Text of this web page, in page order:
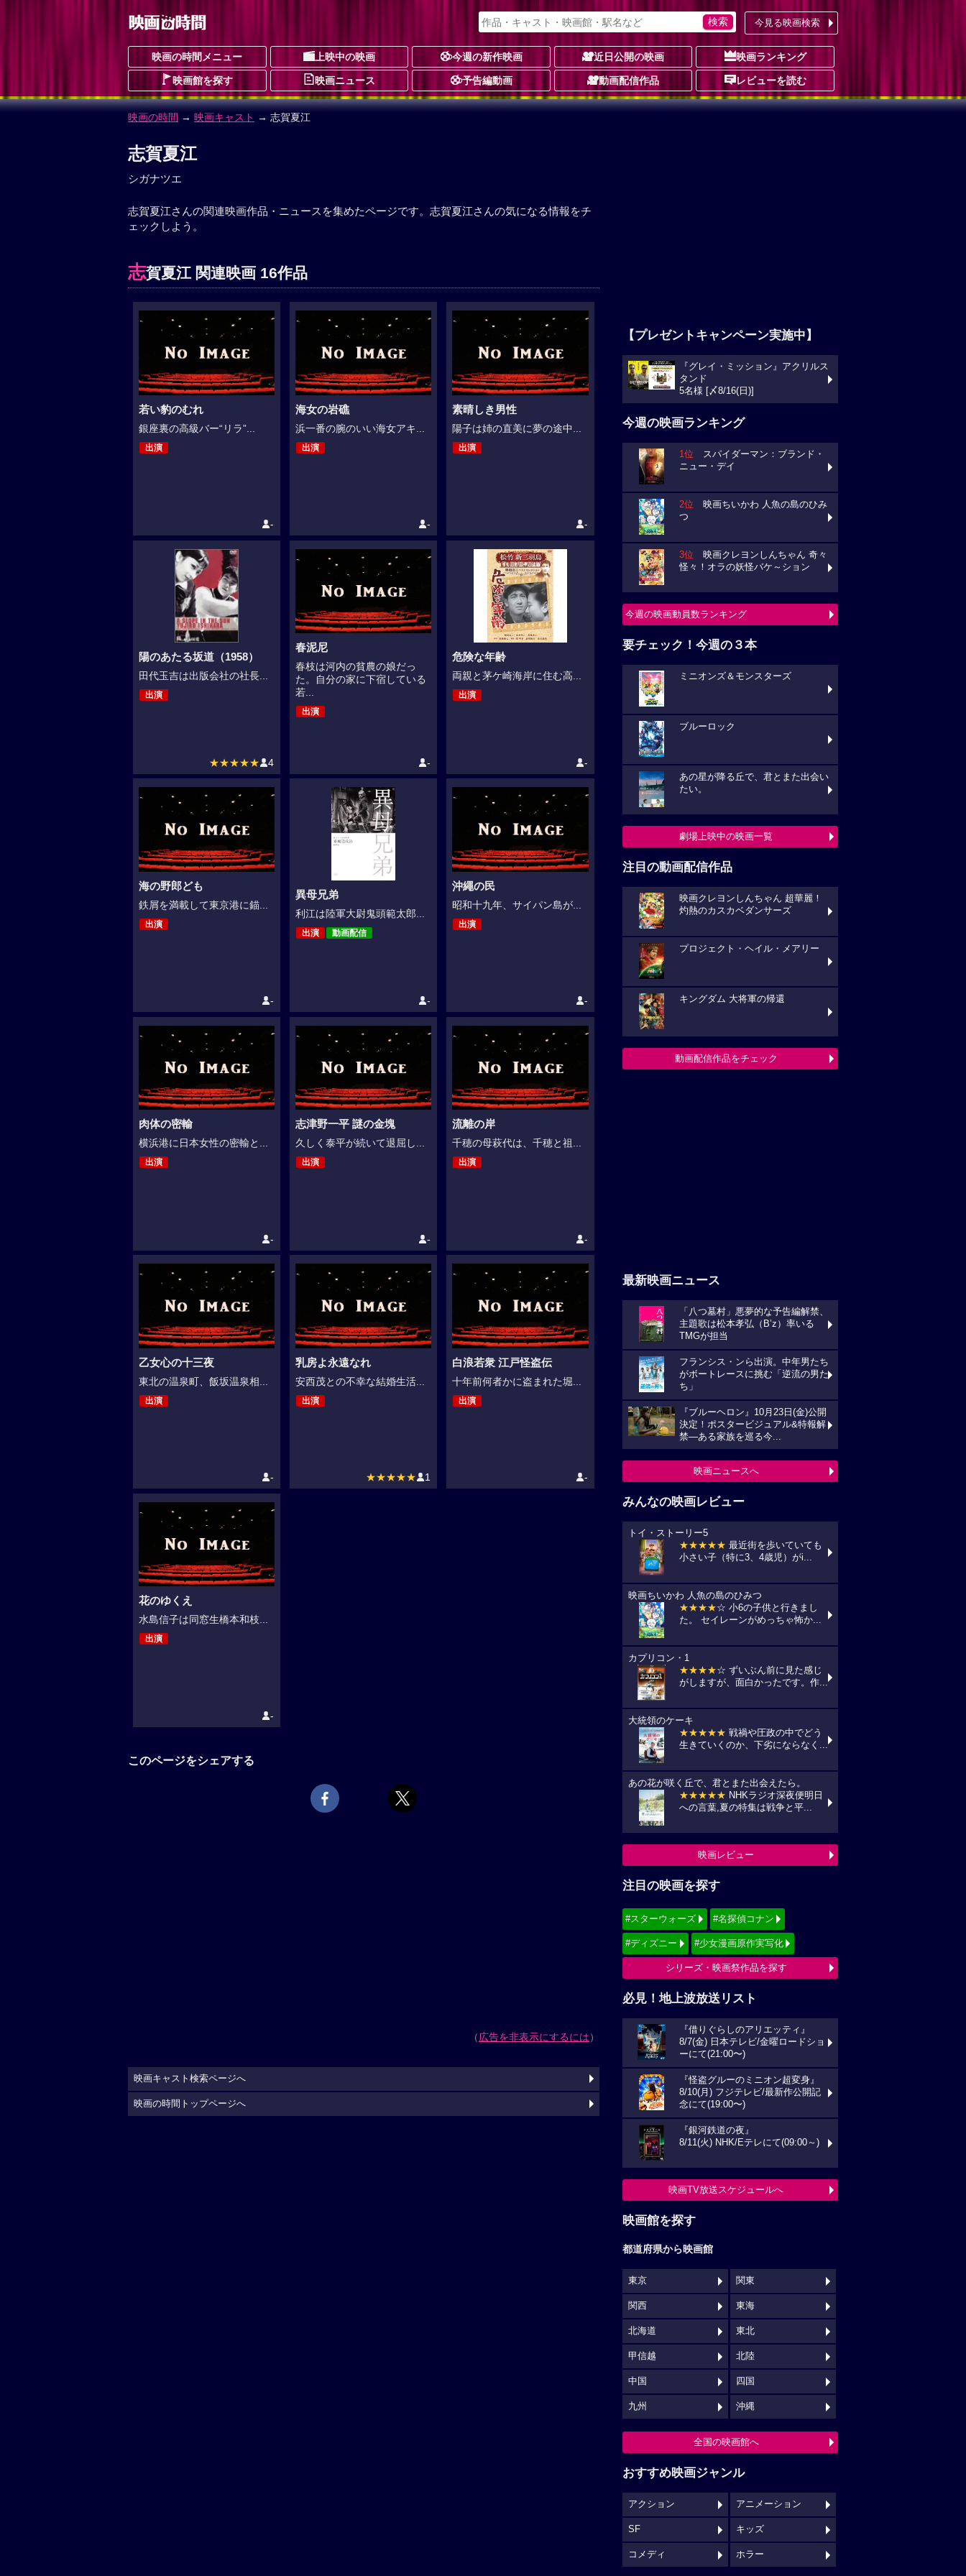
今見る映画検索
映画の時間メニュー 上映中の映画 今週の新作映画 近日公開の映画 映画ランキング
映画館を探す 映画ニュース 予告編動画 動画配信作品 レビューを読む
映画の時間 → 映画キャスト → 志賀夏江
志賀夏江
シガナツエ
志賀夏江さんの関連映画作品・ニュースを集めたページです。志賀夏江さんの気になる情報をチ
ェックしよう。
志賀夏江 関連映画 16作品
若い豹のむれ
銀座裏の高級バー“リラ”...
出演
-
海女の岩礁
浜一番の腕のいい海女アキ...
出演
-
素晴しき男性
陽子は姉の直美に夢の途中...
出演
-
陽のあたる坂道（1958）
田代玉吉は出版会社の社長...
出演
★★★★★ 4
春泥尼
春枝は河内の貧農の娘だっ
た。自分の家に下宿している
若...
出演
-
危険な年齢
両親と茅ケ崎海岸に住む高...
出演
-
海の野郎ども
鉄屑を満載して東京港に錨...
出演
-
異母兄弟
利江は陸軍大尉鬼頭範太郎...
出演 動画配信
-
沖繩の民
昭和十九年、サイパン島が...
出演
-
肉体の密輸
横浜港に日本女性の密輸と...
出演
-
志津野一平 謎の金塊
久しく泰平が続いて退屈し...
出演
-
流離の岸
千穂の母萩代は、千穂と祖...
出演
-
乙女心の十三夜
東北の温泉町、飯坂温泉相...
出演
-
乳房よ永遠なれ
安西茂との不幸な結婚生活...
出演
★★★★★ 1
白浪若衆 江戸怪盗伝
十年前何者かに盗まれた堀...
出演
-
花のゆくえ
水島信子は同窓生橋本和枝...
出演
-
このページをシェアする
（広告を非表示にするには）
【プレゼントキャンペーン実施中】
『グレイ・ミッション』アクリルス
タンド
5名様 [〆8/16(日)]
今週の映画ランキング
1位 スパイダーマン：ブランド・
ニュー・デイ
2位 映画ちいかわ 人魚の島のひみ
つ
3位 映画クレヨンしんちゃん 奇々
怪々！オラの妖怪バケ～ション
今週の映画動員数ランキング
要チェック！今週の３本
ミニオンズ＆モンスターズ
ブルーロック
あの星が降る丘で、君とまた出会い
たい。
劇場上映中の映画一覧
注目の動画配信作品
映画クレヨンしんちゃん 超華麗！
灼熱のカスカベダンサーズ
プロジェクト・ヘイル・メアリー
キングダム 大将軍の帰還
動画配信作品をチェック
最新映画ニュース
「八つ墓村」悪夢的な予告編解禁、
主題歌は松本孝弘（B’z）率いる
TMGが担当
フランシス・ンら出演。中年男たち
がボートレースに挑む「逆流の男た
ち」
『ブルーヘロン』10月23日(金)公開
決定！ポスタービジュアル&特報解
禁―ある家族を巡る今...
映画ニュースへ
みんなの映画レビュー
トイ・ストーリー5
★★★★★ 最近街を歩いていても
小さい子（特に3、4歳児）がi...
映画ちいかわ 人魚の島のひみつ
★★★★☆ 小6の子供と行きまし
た。 セイレーンがめっちゃ怖か...
カプリコン・1
★★★★☆ ずいぶん前に見た感じ
がしますが、面白かったです。作...
大統領のケーキ
★★★★★ 戦禍や圧政の中でどう
生きていくのか、下劣にならなく...
あの花が咲く丘で、君とまた出会えたら。
★★★★★ NHKラジオ深夜便明日
への言葉,夏の特集は戦争と平...
映画レビュー
注目の映画を探す
#スターウォーズ #名探偵コナン
#ディズニー #少女漫画原作実写化
シリーズ・映画祭作品を探す
必見！地上波放送リスト
『借りぐらしのアリエッティ』
8/7(金) 日本テレビ/金曜ロードショ
ーにて(21:00〜)
『怪盗グルーのミニオン超変身』
8/10(月) フジテレビ/最新作公開記
念にて(19:00〜)
『銀河鉄道の夜』
8/11(火) NHK/Eテレにて(09:00～)
映画TV放送スケジュールへ
映画館を探す
都道府県から映画館
東京 関東
関西 東海
北海道 東北
甲信越 北陸
中国 四国
九州 沖縄
全国の映画館へ
おすすめ映画ジャンル
アクション アニメーション
SF キッズ
コメディ ホラー
映画キャスト検索ページへ
映画の時間トップページへ